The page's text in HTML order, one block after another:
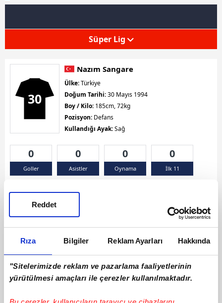
Rıza Bilgiler Reklam Ayarları Hakkında
"Sitelerimizde reklam ve pazarlama faaliyetlerinin
yürütülmesi amaçları ile çerezler kullanılmaktadır.
Reddet
Süper Lig
30
Nazım Sangare
Ülke:Türkiye
Doğum Tarihi:30 Mayıs 1994
Boy / Kilo: 185cm, 72kg
Pozisyon: Defans
Kullandığı Ayak:Sağ
0
Goller
0
Asistler
0
Oynama
0
İlk 11